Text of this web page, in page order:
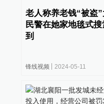
老人称养老钱“被盗”
民警在她家地毯式
到
锋线视频 2024-05-11